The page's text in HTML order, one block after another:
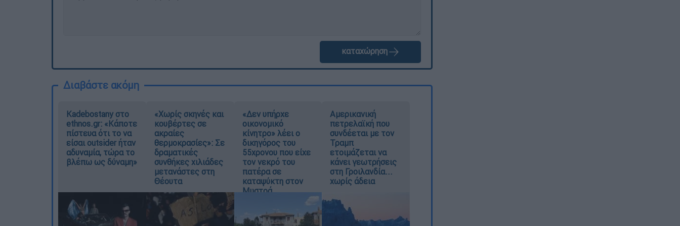
καταχώρηση
Διαβάστε ακόμη
Kadebostany στο
ethnos.gr: «Κάποτε
πίστευα ότι το να
είσαι outsider ήταν
αδυναμία, τώρα το
βλέπω ως δύναμη»
«Χωρίς σκηνές και
κουβέρτες σε
ακραίες
θερμοκρασίες»: Σε
δραματικές
συνθήκες χιλιάδες
μετανάστες στη
Θέουτα
«Δεν υπήρχε
οικονομικό
κίνητρο» λέει ο
δικηγόρος του
55χρονου που είχε
τον νεκρό του
πατέρα σε
καταψύκτη στον
Μυστρά
Αμερικανική
πετρελαϊκή που
συνδέεται με τον
Τραμπ
ετοιμάζεται να
κάνει γεωτρήσεις
στη Γροιλανδία...
χωρίς άδεια